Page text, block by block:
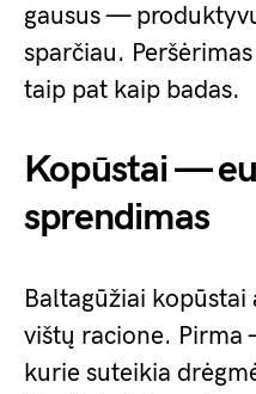
gausus —
sparčiau.
taip pat kaip badas.
Kopūstai —
sprendimas
Baltagūžiai
vištų racione.
kurie suteikia